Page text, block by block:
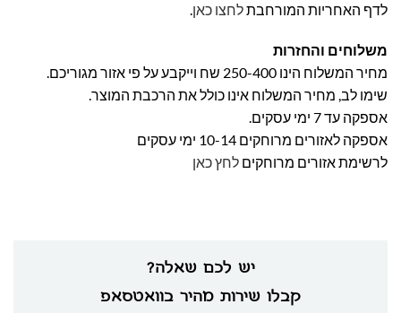
יש לכם שאלה?
קבלו שירות מהיר בוואטסאפ
לדף האחריות המורחבתלחצו כאן.
משלוחים והחזרות
מחיר המשלוח הינו 250-400 שח וייקבע על פי אזור מגוריכם.
שימו לב, מחיר המשלוח אינו כולל את הרכבת המוצר.
אספקה עד 7 ימי עסקים.
אספקה לאזורים מרוחקים 10-14 ימי עסקים
לרשימת אזורים מרוחקים לחץ כאן